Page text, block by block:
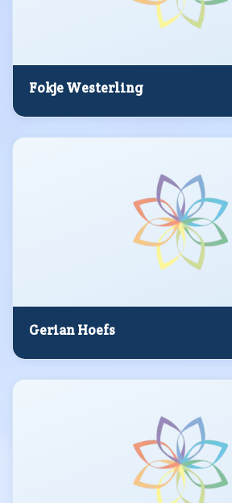
Fokje Westerling
Gerian Hoefs